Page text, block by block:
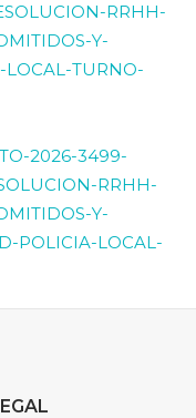
RRHH-
Y-
LOCAL-TURNO-
2026-3499-
RRHH-
Y-
POLICIA-LOCAL-